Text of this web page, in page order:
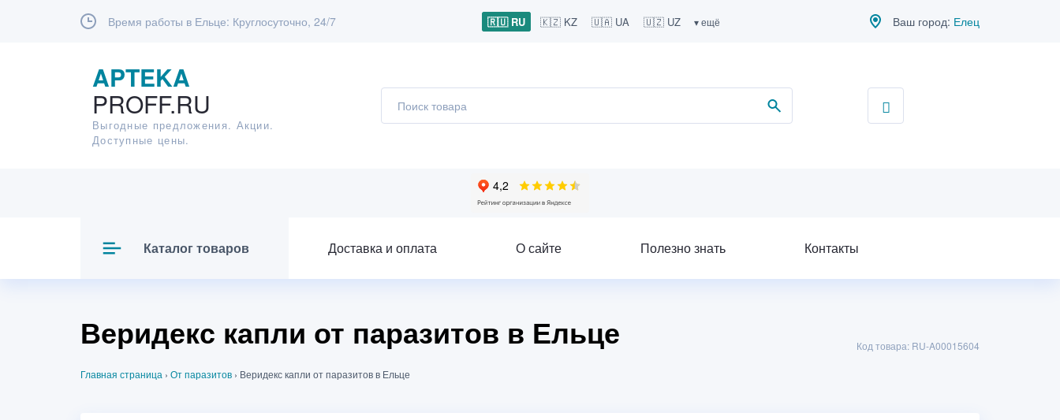
Время работы в Ельце: Круглосуточно, 24/7 🇷🇺 RU 🇰🇿 KZ 🇺🇦 UA 🇺🇿 UZ ▾ ещё Ваш город: Елец
APTEKA
PROFF.RU
Выгодные предложения. Акции.
Доступные цены.
Каталог товаров Доставка и оплата О сайте Полезно знать Контакты
Веридекс капли от паразитов в Ельце
Главная страница › От паразитов › Веридекс капли от паразитов в Ельце
Код товара: RU-A00015604